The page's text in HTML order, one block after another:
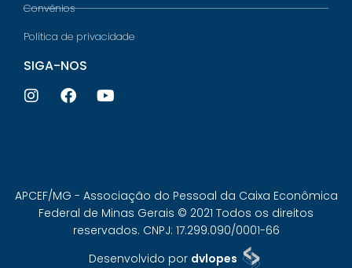
Convênios
Política de privacidade
SIGA-NOS
APCEF/MG - Associação do Pessoal da Caixa Econômica
Federal de Minas Gerais © 2021 Todos os direitos
reservados. CNPJ: 17.299.090/0001-66
Desenvolvido por dvlopes